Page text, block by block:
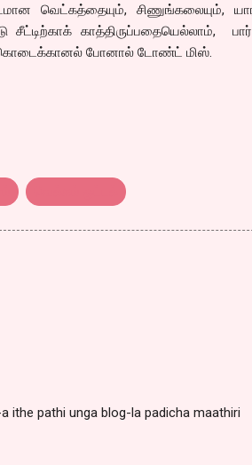
வெட்கத்தையும், சிணுங்கலையும்,
காத்திருப்பதையெல்லாம்,
கொடைக்கானல் போனால் டோண்ட் மிஸ்.
ithe pathi unga blog-la padicha maathiri